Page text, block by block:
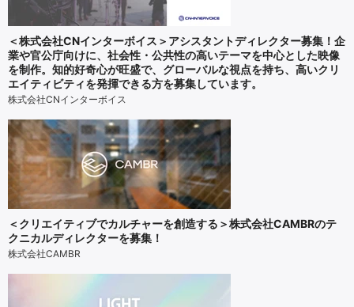
＜株式会社CNインターボイス＞アシスタントディレクター募集！企
業や官公庁向けに、社会性・公共性の高いテーマを中心とした映像
を制作。知的好奇心が旺盛で、グローバルな視点を持ち、高いクリ
エイティビティを発揮できる方を募集しています。
株式会社CNインターボイス
＜クリエイティブでカルチャーを創造する＞株式会社CAMBRのテ
クニカルディレクターを募集！
株式会社CAMBR